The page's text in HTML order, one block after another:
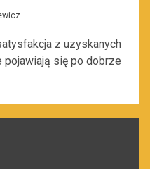
z uzyskanych
pojawiają się po dobrze